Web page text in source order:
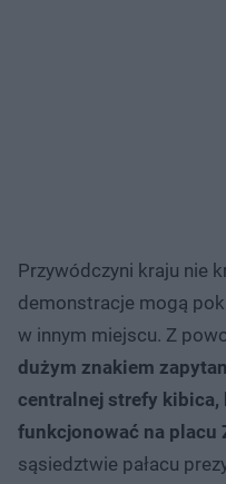
Przywódczyni kraju nie
demonstracje mogą
w innym miejscu. Z
dużym znakiem
centralnej strefy kibica,
funkcjonować na placu
sąsiedztwie pałacu